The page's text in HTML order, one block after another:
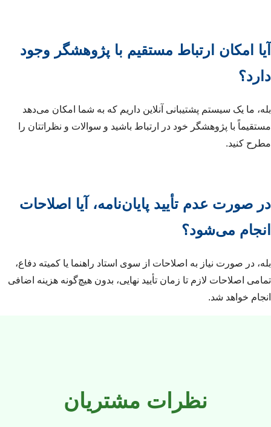
آیا امکان ارتباط مستقیم با پژوهشگر وجود
دارد؟
بله، ما یک سیستم پشتیبانی آنلاین داریم که به شما امکان می‌دهد
مستقیماً با پژوهشگر خود در ارتباط باشید و سوالات و نظراتتان را
مطرح کنید.
در صورت عدم تأیید پایان‌نامه، آیا اصلاحات
انجام می‌شود؟
بله، در صورت نیاز به اصلاحات از سوی استاد راهنما یا کمیته دفاع،
تمامی اصلاحات لازم تا زمان تأیید نهایی، بدون هیچ‌گونه هزینه اضافی
انجام خواهد شد.
نظرات مشتریان